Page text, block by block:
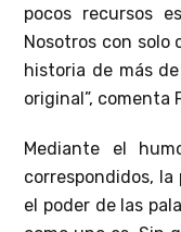
pocos recursos
Nosotros con solo
historia de más
original”, comenta
Mediante el
correspondidos,
el poder de las